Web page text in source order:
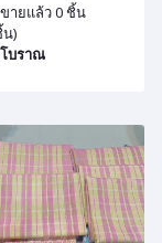
ขายแล้ว 0 ชิ้น
)
บราณ